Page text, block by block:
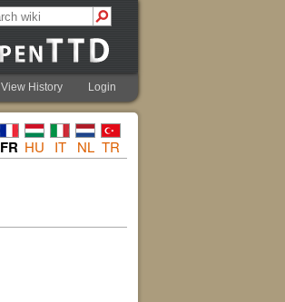
View History Login
FR HU IT NL TR